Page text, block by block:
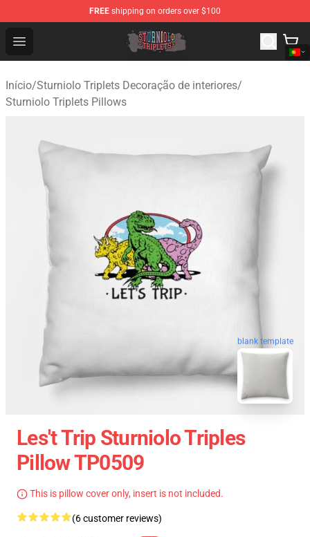
FREE shipping on orders over $100
Open menu
Sturniolo Triplets Shop - Official Sturniolo Triplets
Início/Sturniolo Triplets Decoração de interiores/
Sturniolo Triplets Pillows
blank template
Les't Trip Sturniolo Triples
Pillow TP0509
This is pillow cover only, insert is not included.
(6 customer reviews)